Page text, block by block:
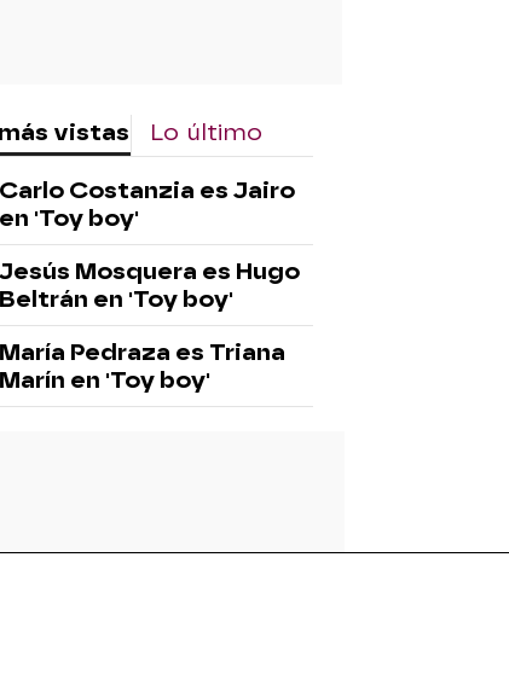
vistas Lo último
Carlo Costanzia es Jairo
en 'Toy boy'
Jesús Mosquera es Hugo
Beltrán en 'Toy boy'
María Pedraza es Triana
Marín en 'Toy boy'